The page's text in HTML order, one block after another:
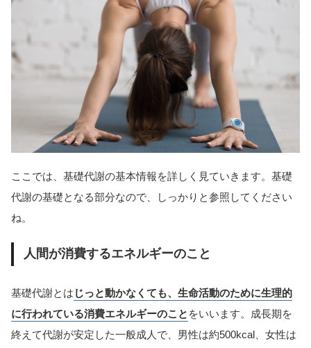
ここでは、基礎代謝の基本情報を詳しく見ていきます。基礎
代謝の基礎となる部分なので、しっかりと参照してください
ね。
人間が消費するエネルギーのこと
基礎代謝とは じっと動かなくても、生命活動のために生理的
に行われている消費エネルギーのこと をいいます。成長期を
終えて代謝が安定した一般成人で、男性は約500kcal、女性は